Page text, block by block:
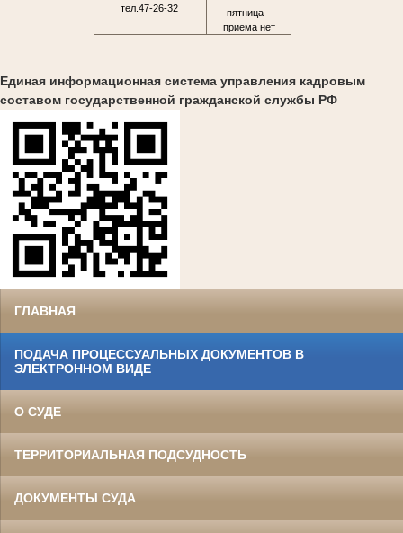
тел.47-26-32
пятница –
приема нет
Единая информационная система управления кадровым
составом государственной гражданской службы РФ
ГЛАВНАЯ
ПОДАЧА ПРОЦЕССУАЛЬНЫХ ДОКУМЕНТОВ В
ЭЛЕКТРОННОМ ВИДЕ
О СУДЕ
ТЕРРИТОРИАЛЬНАЯ ПОДСУДНОСТЬ
ДОКУМЕНТЫ СУДА